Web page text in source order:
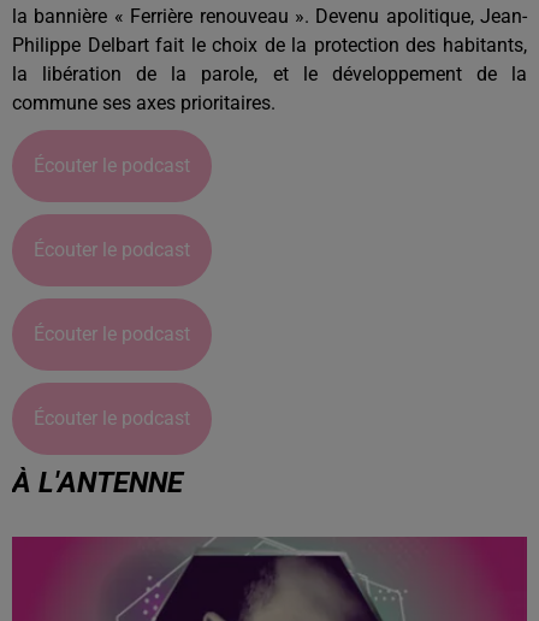
la bannière « Ferrière renouveau ». Devenu apolitique, Jean-
Philippe Delbart fait le choix de la protection des habitants,
la libération de la parole, et le développement de la
commune ses axes prioritaires.
Écouter le podcast
Écouter le podcast
Écouter le podcast
Écouter le podcast
À L'ANTENNE